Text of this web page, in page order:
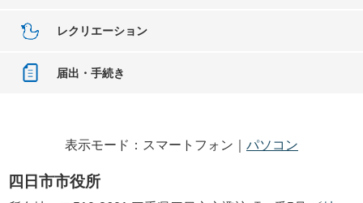
レクリエーション
届出・手続き
表示モード：スマートフォン｜ パソコン
四日市市役所